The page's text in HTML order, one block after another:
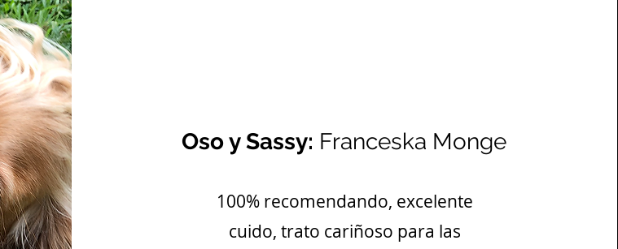
Oso y Sassy: Franceska Monge
100% recomendando, excelente
cuido, trato cariñoso para las